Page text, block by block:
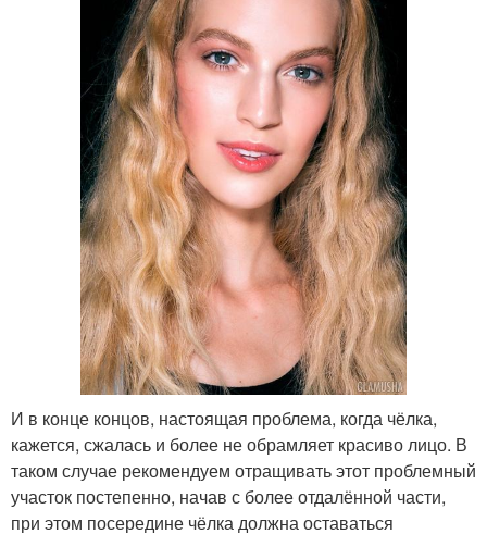
И в конце концов, настоящая проблема, когда чёлка,
кажется, сжалась и более не обрамляет красиво лицо. В
таком случае рекомендуем отращивать этот проблемный
участок постепенно, начав с более отдалённой части,
при этом посередине чёлка должна оставаться